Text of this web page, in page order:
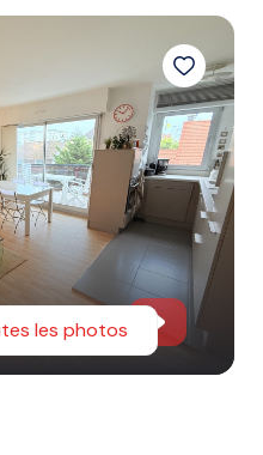
les photos